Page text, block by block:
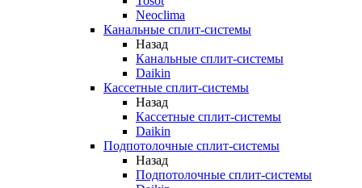
Neoclima
Канальные сплит-системы
Назад
Канальные сплит-системы
Daikin
Кассетные сплит-системы
Назад
Кассетные сплит-системы
Daikin
Подпотолочные сплит-системы
Назад
Подпотолочные сплит-системы